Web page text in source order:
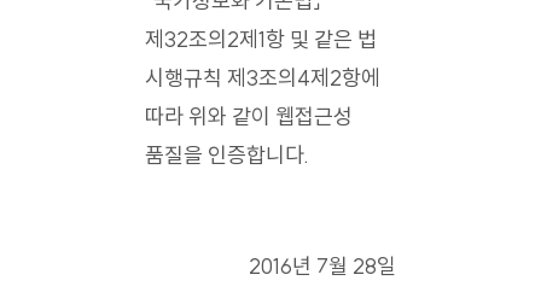
제32조의2제1항 및 같은 법
시행규칙 제3조의4제2항에
따라 위와 같이 웹접근성
품질을 인증합니다.
2016년 7월 28일